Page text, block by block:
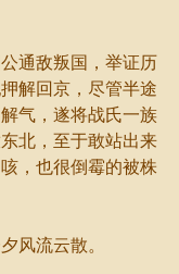
通敌叛国，举证历
解回京，尽管半途
气，遂将战氏一族
北，至于敢站出来
，也很倒霉的被株
风流云散。